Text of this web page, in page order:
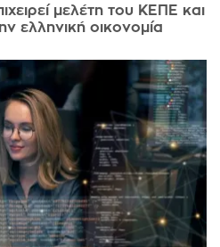
μελέτη του ΚΕΠΕ και
ελληνική οικονομία